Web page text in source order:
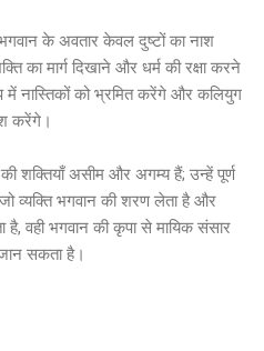
के अवतार केवल दुष्टों का नाश
का मार्ग दिखाने और धर्म की रक्षा करने
में नास्तिकों को भ्रमित करेंगे और कलियुग
करेंगे।
शक्तियाँ असीम और अगम्य हैं; उन्हें पूर्ण
व्यक्ति भगवान की शरण लेता है और
वही भगवान की कृपा से मायिक संसार
सकता है।